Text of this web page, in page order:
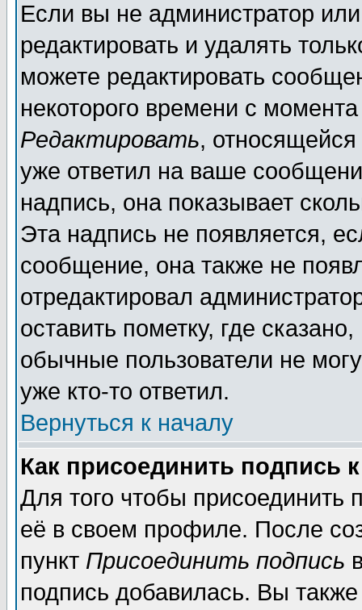
Если вы не администратор
редактировать и удалять
можете редактировать
некоторого времени с
Редактировать,
уже ответил на ваше
надпись, она показывает
Эта надпись не появляется,
сообщение, она также не
отредактировал
оставить пометку, где
обычные пользователи не
уже кто-то ответил.
Вернуться к началу
Как присоединить подпись
Для того чтобы присоединить
её в своем профиле. После
пункт Присоединить подпись
подпись добавилась. Вы